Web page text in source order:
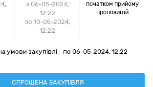
з 06-05-2024,
12:22
по 10-05-2024,
12:22
початком прийому
пропозицій
умови закупівлі - по 06-05-2024, 12:22
СПРОЩЕНА ЗАКУПІВЛЯ